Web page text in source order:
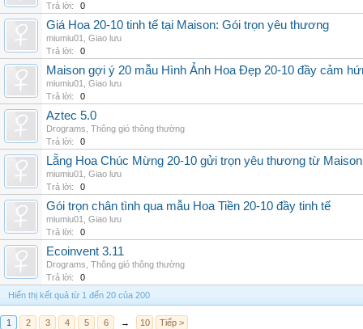
Trả lời:
0
Giá Hoa 20-10 tinh tế tại Maison: Gói trọn yêu thương
miumiu01
Giao lưu
Trả lời:
0
Maison gợi ý 20 mẫu Hình Ảnh Hoa Đẹp 20-10 đầy cảm
miumiu01
Giao lưu
Trả lời:
0
Aztec 5.0
Drograms Thông gió thông thường
Trả lời:
0
Lẵng Hoa Chúc Mừng 20-10 gửi trọn yêu thương từ Maison
miumiu01
Giao lưu
Trả lời:
0
Gói trọn chân tình qua mẫu Hoa Tiền 20-10 đầy tinh tế
miumiu01
Giao lưu
Trả lời:
0
Ecoinvent 3.11
Drograms Thông gió thông thường
Trả lời:
0
Hiển thị kết quả từ 1 đến 20 của 200
1 2 3 4 5 6 → 10 Tiếp >